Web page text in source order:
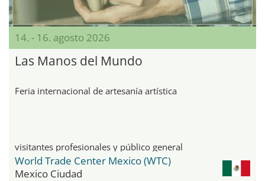
14. - 16. agosto 2026
Las Manos del Mundo
Feria internacional de artesanía artística
visitantes profesionales y público general
World Trade Center Mexico (WTC)
Mexico Ciudad